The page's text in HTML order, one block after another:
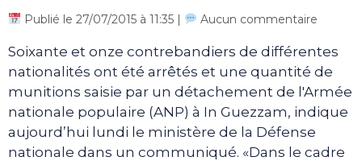
Publié le 27/07/2015 à 11:35 | Aucun commentaire
Soixante et onze contrebandiers de différentes
nationalités ont été arrêtés et une quantité de
munitions saisie par un détachement de l'Armée
nationale populaire (ANP) à In Guezzam, indique
aujourd’hui lundi le ministère de la Défense
nationale dans un communiqué. «Dans le cadre